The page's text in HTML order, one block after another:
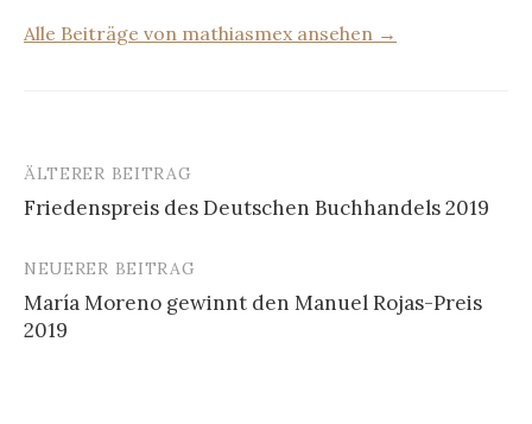
Alle Beiträge von mathiasmex ansehen →
Beitrags-
Navigation
ÄLTERER BEITRAG
Friedenspreis des Deutschen Buchhandels 2019
NEUERER BEITRAG
María Moreno gewinnt den Manuel Rojas-Preis
2019